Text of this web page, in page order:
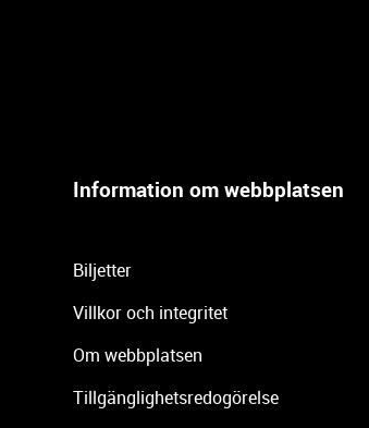
Information om webbplatsen
Biljetter
Villkor och integritet
Om webbplatsen
Tillgänglighetsredogörelse